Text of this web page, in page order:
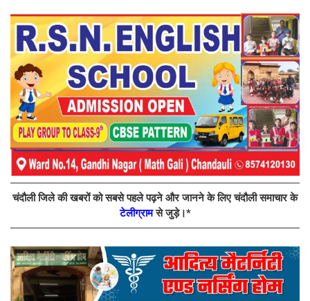
चंदौली जिले की खबरों को सबसे पहले पढ़ने और जानने के लिए चंदौली समाचार के
टेलीग्रामसे जुड़े।*